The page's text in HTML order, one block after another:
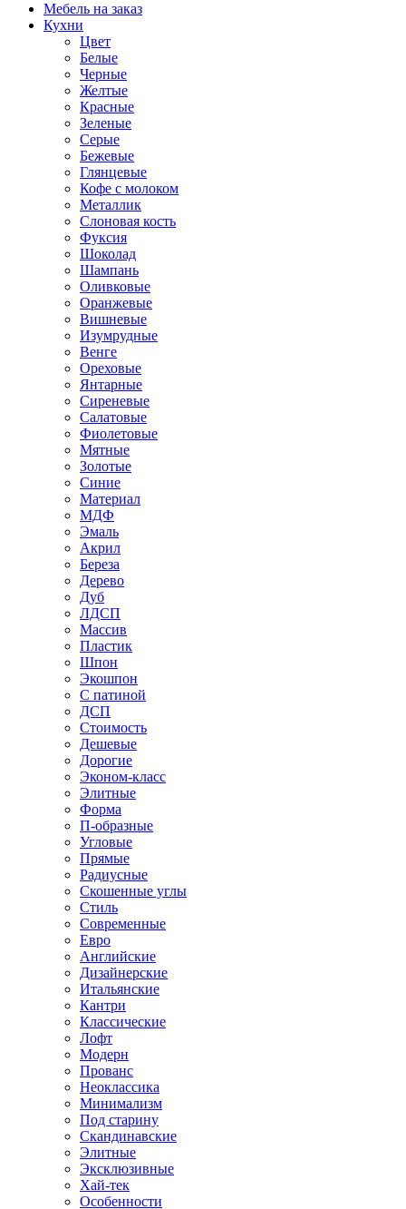
Мебель на заказ
Кухни
Цвет
Белые
Черные
Желтые
Красные
Зеленые
Серые
Бежевые
Глянцевые
Кофе с молоком
Металлик
Слоновая кость
Фуксия
Шоколад
Шампань
Оливковые
Оранжевые
Вишневые
Изумрудные
Венге
Ореховые
Янтарные
Сиреневые
Салатовые
Фиолетовые
Мятные
Золотые
Синие
Материал
МДФ
Эмаль
Акрил
Береза
Дерево
Дуб
ЛДСП
Массив
Пластик
Шпон
Экошпон
С патиной
ДСП
Стоимость
Дешевые
Дорогие
Эконом-класс
Элитные
Форма
П-образные
Угловые
Прямые
Радиусные
Скошенные углы
Стиль
Современные
Евро
Английские
Дизайнерские
Итальянские
Кантри
Классические
Лофт
Модерн
Прованс
Неоклассика
Минимализм
Под старину
Скандинавские
Элитные
Эксклюзивные
Хай-тек
Особенности